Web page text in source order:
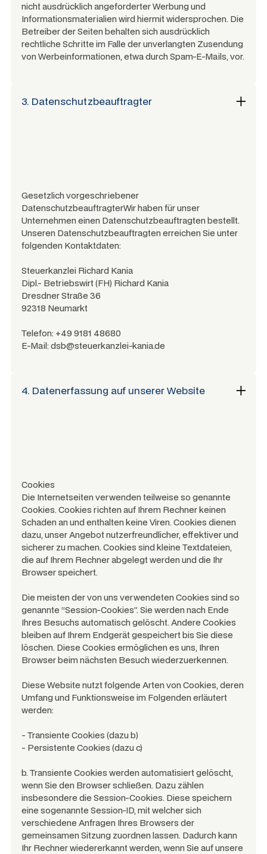
nicht ausdrücklich angeforderter Werbung und
Informationsmaterialien wird hiermit widersprochen. Die
Betreiber der Seiten behalten sich ausdrücklich
rechtliche Schritte im Falle der unverlangten Zusendung
von Werbeinformationen, etwa durch Spam-E-Mails, vor.
3. Datenschutzbeauftragter
Gesetzlich vorgeschriebener
DatenschutzbeauftragterWir haben für unser
Unternehmen einen Datenschutzbeauftragten bestellt.
Unseren Datenschutzbeauftragten erreichen Sie unter
folgenden Kontaktdaten:
Steuerkanzlei Richard Kania
Dipl.- Betriebswirt (FH) Richard Kania
Dresdner Straße 36
92318 Neumarkt
Telefon: +49 9181 48680
E-Mail: dsb@steuerkanzlei-kania.de
4. Datenerfassung auf unserer Website
Cookies
Die Internetseiten verwenden teilweise so genannte
Cookies. Cookies richten auf Ihrem Rechner keinen
Schaden an und enthalten keine Viren. Cookies dienen
dazu, unser Angebot nutzerfreundlicher, effektiver und
sicherer zu machen. Cookies sind kleine Textdateien,
die auf Ihrem Rechner abgelegt werden und die Ihr
Browser speichert.
Die meisten der von uns verwendeten Cookies sind so
genannte “Session-Cookies”. Sie werden nach Ende
Ihres Besuchs automatisch gelöscht. Andere Cookies
bleiben auf Ihrem Endgerät gespeichert bis Sie diese
löschen. Diese Cookies ermöglichen es uns, Ihren
Browser beim nächsten Besuch wiederzuerkennen.
Diese Website nutzt folgende Arten von Cookies, deren
Umfang und Funktionsweise im Folgenden erläutert
werden:
- Transiente Cookies (dazu b)
- Persistente Cookies (dazu c)
b. Transiente Cookies werden automatisiert gelöscht,
wenn Sie den Browser schließen. Dazu zählen
insbesondere die Session-Cookies. Diese speichern
eine sogenannte Session-ID, mit welcher sich
verschiedene Anfragen Ihres Browsers der
gemeinsamen Sitzung zuordnen lassen. Dadurch kann
Ihr Rechner wiedererkannt werden, wenn Sie auf unsere